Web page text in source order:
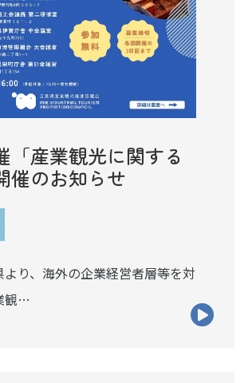
「産業観光に関する
催のお知らせ
より、海外の企業経営者層等を対
観…